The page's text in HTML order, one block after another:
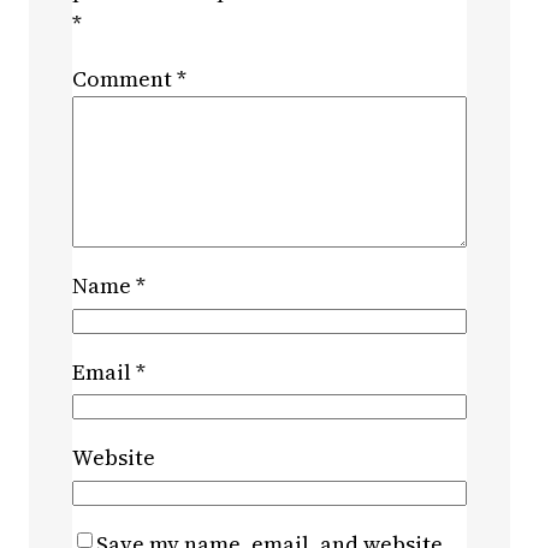
*
Comment*
Name *
Email*
Website